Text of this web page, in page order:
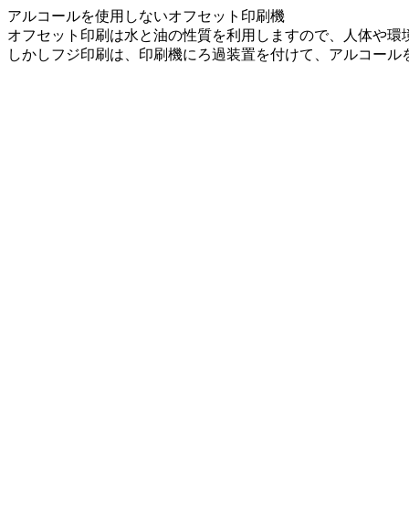
アルコールを使用しないオフセット印刷機
オフセット印刷は水と油の性質を利用しますので、人体や
しかしフジ印刷は、印刷機にろ過装置を付けて、アルコー